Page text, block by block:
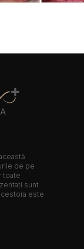
de pe
toate
sunt
este